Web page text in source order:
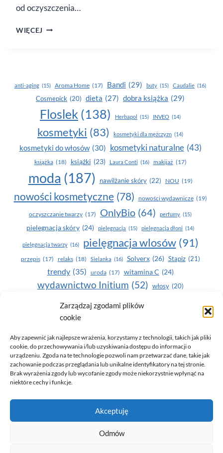
Zarządzaj zgodami plików
cookie
Aby zapewnić jak najlepsze wrażenia, korzystamy z technologii, takich jak pliki
cookie, do przechowywania i/lub uzyskiwania dostępu do informacji o
urządzeniu. Zgoda na te technologie pozwoli nam przetwarzać dane, takie jak
zachowanie podczas przeglądania lub unikalne identyfikatory na tej stronie.
Brak wyrażenia zgody lub wycofanie zgody może niekorzystnie wpłynąć na
niektóre cechy i funkcje.
Akceptuję
Odmów
od oczyszczenia…
WIĘCEJ MICELE
anti-aging (15) Aroma Home (17) Bandi (29) buty (15) Caudalie (16)
Cosmepick (20) dieta (27) dobra książka (29)
Floslek (138) Herbapol (15) INVEO (14)
kosmetyki (83) kosmetyki dla mężczyzn (14)
kosmetyki do włosów (30) kosmetyki naturalne (43)
książka (18) książki (23) Laura Conti (16) makijaż (17)
moda (187) nawilżanie skóry (22) NOU (19)
nowości kosmetyczne (78) nowości wydawnicze (19)
oczyszczanie twarzy (17) OnlyBio (64) perfumy (15)
pielegnacja skóry (24) pielęgnacja (15) pielęgnacja dłoni (14)
pielęgnacja twarzy (16) pielęgnacja wlosów (91)
przepis (17) relaks (18) Sielanka (16) Solverx (26) Stapiz (21)
trendy (35) uroda (17) witamina C (24)
wydawnictwo Initium (52) włosy (20)
Yasumi(164) zdrowe zęby
zdrowie
© 2026 Only You - portal dla kobiet (uroda, moda, zdrowie)
opracowanie:AZDOBRESTRONY